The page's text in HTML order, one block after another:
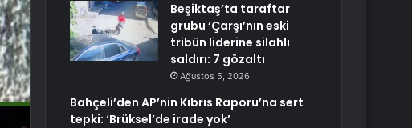
Beşiktaş’ta taraftar
grubu ‘Çarşı’nın eski
tribün liderine silahlı
saldırı: 7 gözaltı
Ağustos 5, 2026
Bahçeli’den AP’nin Kıbrıs Raporu’na sert
tepki: ‘Brüksel’de irade yok’